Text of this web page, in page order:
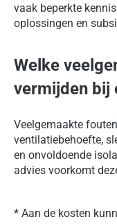
vaak beperkte
oplossingen en
Welke
vermijden bij
Veelgemaakte
ventilatiebehoefte,
en onvoldoende
advies voorkomt
* Aan de kosten